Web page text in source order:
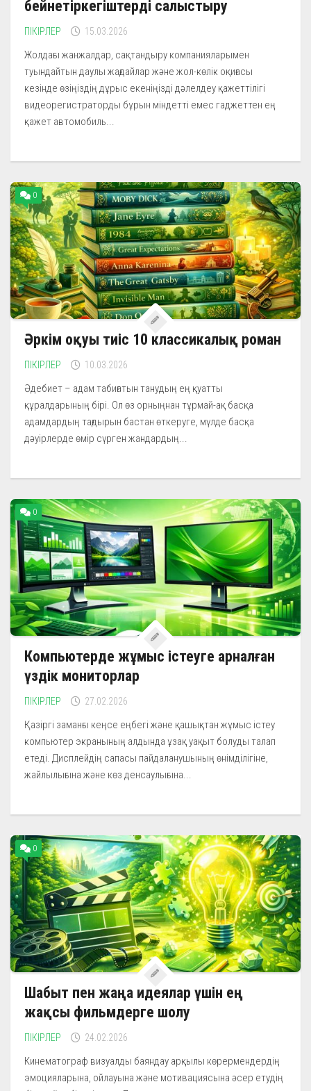
бейнетіркегіштерді салыстыру
ПІКІРЛЕР 15.03.2026
Жолдағы жанжалдар, сақтандыру компанияларымен
туындайтын даулы жағдайлар және жол-көлік оқиғасы
кезінде өзіңіздің дұрыс екеніңізді дәлелдеу қажеттілігі
видеорегистраторды бұрын міндетті емес гаджеттен ең
қажет автомобиль...
0
Әркім оқуы тиіс 10 классикалық роман
ПІКІРЛЕР 10.03.2026
Әдебиет – адам табиғатын танудың ең қуатты
құралдарының бірі. Ол өз орныңнан тұрмай-ақ басқа
адамдардың тағдырын бастан өткеруге, мүлде басқа
дәуірлерде өмір сүрген жандардың...
0
Компьютерде жұмыс істеуге арналған
үздік мониторлар
ПІКІРЛЕР 27.02.2026
Қазіргі заманғы кеңсе еңбегі және қашықтан жұмыс істеу
компьютер экранының алдында ұзақ уақыт болуды талап
етеді. Дисплейдің сапасы пайдаланушының өнімділігіне,
жайлылығына және көз денсаулығына...
0
Шабыт пен жаңа идеялар үшін ең
жақсы фильмдерге шолу
ПІКІРЛЕР 24.02.2026
Кинематограф визуалды баяндау арқылы көрермендердің
эмоцияларына, ойлауына және мотивациясына әсер етудің